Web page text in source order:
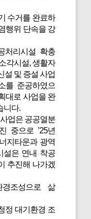
수거를 완료하
행위 단속을 강
처리시설 확충
각시설, 생활자
설 및 증설 사업
를 준공하였으
대로 사업을 완
니다.
업은 공공열분
중으로 ’25년
지타운과 광역
설은 연내 착공
추진해 나가겠
조성으로 삶
정 대기환경 조